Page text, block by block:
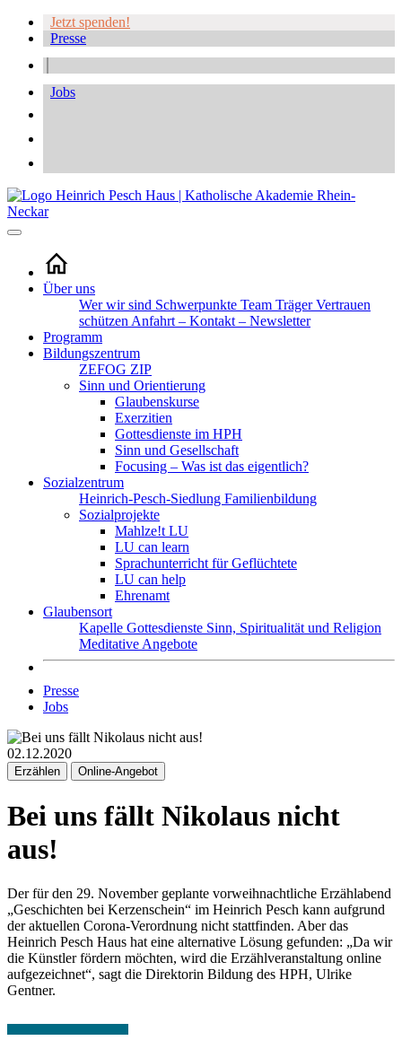
Jetzt spenden!
Presse
Jobs
Über uns
Wer wir sind Schwerpunkte Team TrägerVertrauen
schützen Anfahrt – Kontakt – Newsletter
Programm
Bildungszentrum
ZEFOG ZIP
Sinn und Orientierung
Glaubenskurse
Exerzitien
Gottesdienste im HPH
Sinn und Gesellschaft
Focusing – Was ist das eigentlich?
Sozialzentrum
Heinrich-Pesch-Siedlung Familienbildung
Sozialprojekte
Mahlze!t LU
LU can learn
Sprachunterricht für Geflüchtete
LU can help
Ehrenamt
Glaubensort
Kapelle Gottesdienste Sinn, Spiritualität und Religion
Meditative Angebote
Presse
Jobs
02.12.2020
Erzählen Online-Angebot
Bei uns fällt Nikolaus nicht
aus!
Der für den 29. November geplante vorweihnachtliche Erzählabend
„Geschichten bei Kerzenschein“ im Heinrich Pesch kann aufgrund
der aktuellen Corona-Verordnung nicht stattfinden. Aber das
Heinrich Pesch Haus hat eine alternative Lösung gefunden: „Da wir
die Künstler fördern möchten, wird die Erzählveranstaltung online
aufgezeichnet“, sagt die Direktorin Bildung des HPH, Ulrike
Gentner.